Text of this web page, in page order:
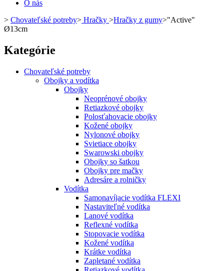
O nás
> Chovateľské potreby> Hračky >Hračky z gumy>"Active"
Ø13cm
Kategórie
Chovateľské potreby
Obojky a vodítka
Obojky
Neoprénové obojky
Retiazkové obojky
Polosťahovacie obojky
Kožené obojky
Nylonové obojky
Svietiace obojky
Swarowski obojky
Obojky so šatkou
Obojky pre mačky
Adresáre a rolničky
Vodítka
Samonavíjacie vodítka FLEXI
Nastaviteľné vodítka
Lanové vodítka
Reflexné vodítka
Stopovacie vodítka
Kožené vodítka
Krátke vodítka
Zapletané vodítka